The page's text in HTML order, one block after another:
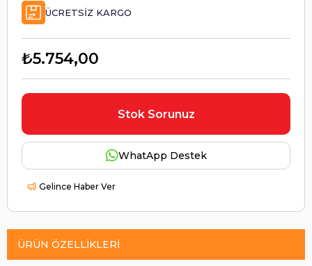
ÜCRETSIZ KARGO
₺5.754,00
Stok Sorunuz
WhatApp Destek
Gelince Haber Ver
ÜRÜN ÖZELLIKLERI